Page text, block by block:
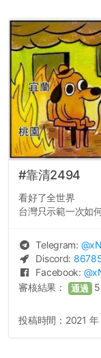
#靠清2494
看好了全世界
台灣只示範一次如
Telegram: @
Discord:
Facebook: @
審核結果： 通過 5
投稿時間： 2021